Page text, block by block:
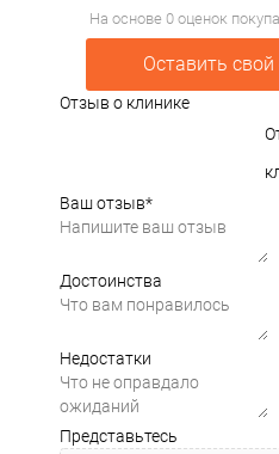
На основе 0 оценок
Оставить
Отзыв о клинике
Ваш отзыв*
Достоинства
Недостатки
Представьтесь